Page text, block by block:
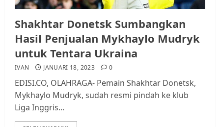
Shakhtar Donetsk Sumbangkan
Hasil Penjualan Mykhaylo Mudryk
untuk Tentara Ukraina
IVAN JANUARI 18, 2023 0
EDISI.CO, OLAHRAGA- Pemain Shakhtar Donetsk,
Mykhaylo Mudryk, sudah resmi pindah ke klub
Liga Inggris...
Batam, Soroti Aktivitas yang
Resahkan Warga
5
Tim Advokasi Desak BP Batam
Berhenti Merampas Tanah
Warga Rempang
JULI 15, 2026 0